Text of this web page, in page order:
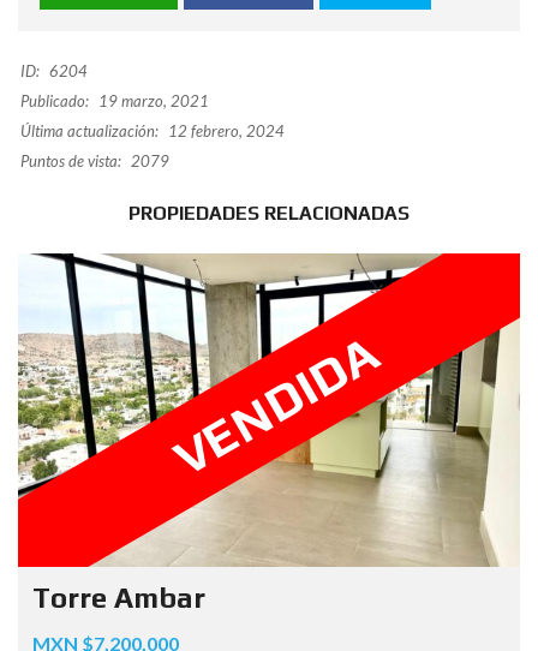
ID: 6204
Publicado:
19 marzo, 2021
Última actualización:
12 febrero, 2024
Puntos de vista: 2079
PROPIEDADES RELACIONADAS
VENDIDA
Torre Ambar
MXN $7,200,000